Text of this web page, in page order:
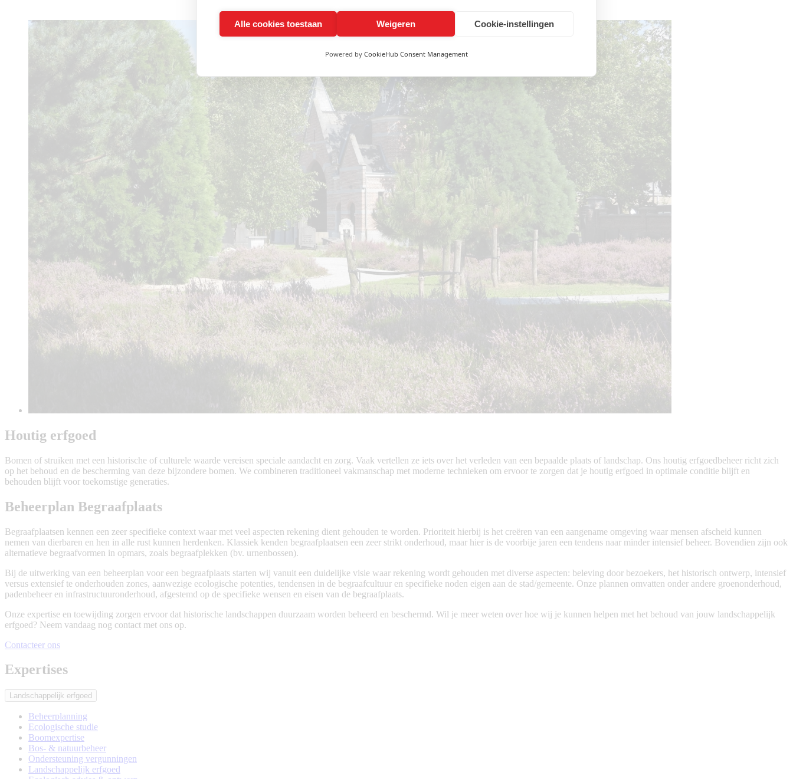
Houtig erfgoed
Bomen of struiken met een historische of culturele waarde vereisen speciale aandacht en zorg. Vaak vertellen ze iets over het verleden van een bepaalde plaats of landschap. Ons houtig erfgoedbeheer richt zich
op het behoud en de bescherming van deze bijzondere bomen. We combineren traditioneel vakmanschap met moderne technieken om ervoor te zorgen dat je houtig erfgoed in optimale conditie blijft en
behouden blijft voor toekomstige generaties.
Beheerplan Begraafplaats
Begraafplaatsen kennen een zeer specifieke context waar met veel aspecten rekening dient gehouden te worden. Prioriteit hierbij is het creëren van een aangename omgeving waar mensen afscheid kunnen
nemen van dierbaren en hen in alle rust kunnen herdenken. Klassiek kenden begraafplaatsen een zeer strikt onderhoud, maar hier is de voorbije jaren een tendens naar minder intensief beheer. Bovendien zijn ook
alternatieve begraafvormen in opmars, zoals begraafplekken (bv. urnenbossen).
Bij de uitwerking van een beheerplan voor een begraafplaats starten wij vanuit een duidelijke visie waar rekening wordt gehouden met diverse aspecten: beleving door bezoekers, het historisch ontwerp, intensief
versus extensief te onderhouden zones, aanwezige ecologische potenties, tendensen in de begraafcultuur en specifieke noden eigen aan de stad/gemeente. Onze plannen omvatten onder andere groenonderhoud,
padenbeheer en infrastructuuronderhoud, afgestemd op de specifieke wensen en eisen van de begraafplaats.
Onze expertise en toewijding zorgen ervoor dat historische landschappen duurzaam worden beheerd en beschermd. Wil je meer weten over hoe wij je kunnen helpen met het behoud van jouw landschappelijk
erfgoed? Neem vandaag nog contact met ons op.
Contacteer ons
Expertises
Landschappelijk erfgoed
Beheerplanning
Ecologische studie
Boomexpertise
Bos- & natuurbeheer
Ondersteuning vergunningen
Landschappelijk erfgoed
Alle cookies toestaan Weigeren Cookie-instellingen
Powered by CookieHub Consent Management